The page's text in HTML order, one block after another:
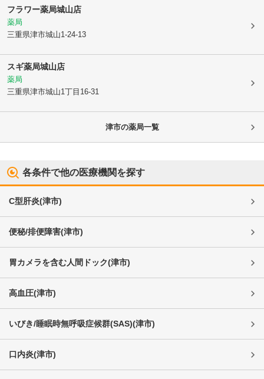
フラワー薬局城山店
薬局
三重県津市城山1-24-13
スギ薬局城山店
薬局
三重県津市城山1丁目16-31
津市の薬局一覧
各条件で他の医療機関を探す
C型肝炎(津市)
便秘/排便障害(津市)
胃カメラを含む人間ドック(津市)
高血圧(津市)
いびき/睡眠時無呼吸症候群(SAS)(津市)
口内炎(津市)